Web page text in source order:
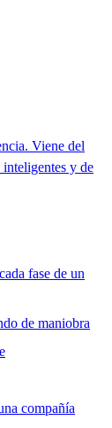
Viene del
inteligentes y de
fase de un
de maniobra
compañía